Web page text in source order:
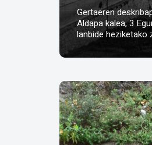
Gertaeren
Aldapa kalea, 3
lanbide heziketako